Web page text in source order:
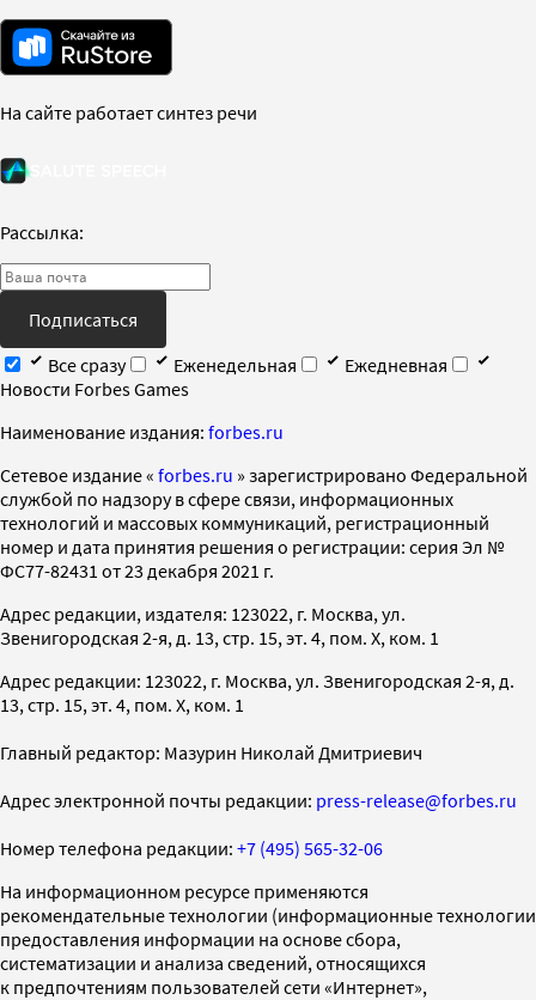
На сайте работает синтез речи
Рассылка:
Подписаться
Все сразу
Еженедельная
Ежедневная
Новости Forbes Games
Наименование издания: forbes.ru
Cетевое издание « forbes.ru » зарегистрировано Федеральной
службой по надзору в сфере связи, информационных
технологий и массовых коммуникаций, регистрационный
номер и дата принятия решения о регистрации: серия Эл №
ФС77-82431 от 23 декабря 2021 г.
Адрес редакции, издателя: 123022, г. Москва, ул.
Звенигородская 2-я, д. 13, стр. 15, эт. 4, пом. X, ком. 1
Адрес редакции: 123022, г. Москва, ул. Звенигородская 2-я, д.
13, стр. 15, эт. 4, пом. X, ком. 1
Главный редактор: Мазурин Николай Дмитриевич
Адрес электронной почты редакции: press-release@forbes.ru
Номер телефона редакции: +7 (495) 565-32-06
На информационном ресурсе применяются
рекомендательные технологии (информационные технологии
предоставления информации на основе сбора,
систематизации и анализа сведений, относящихся
к предпочтениям пользователей сети «Интернет»,